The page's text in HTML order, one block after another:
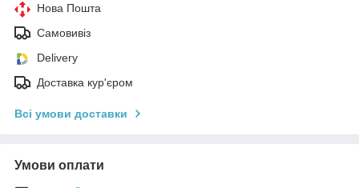
Нова Пошта
Самовивіз
Delivery
Доставка кур'єром
Всі умови доставки
Умови оплати